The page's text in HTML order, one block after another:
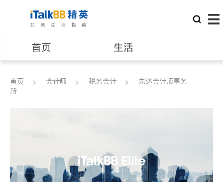
首页 生活
医生 律师
养老 非盈利组织
首页 会计师 税务会计
先达会计师事务
所